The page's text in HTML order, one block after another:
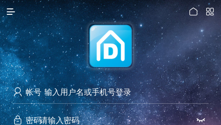

访问电脑版
 

 帐号
 密码 